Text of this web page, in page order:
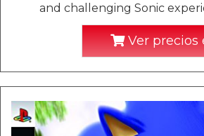
and challenging Sonic
Ver precios